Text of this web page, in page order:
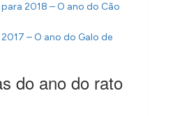
2018 – O ano do Cão
– O ano do Galo de
do ano do rato